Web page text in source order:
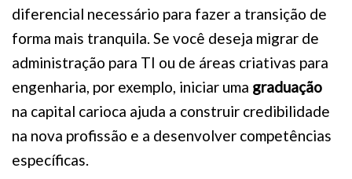
diferencial necessário para fazer a transição de
forma mais tranquila. Se você deseja migrar de
administração para TI ou de áreas criativas para
engenharia, por exemplo, iniciar uma graduação
na capital carioca ajuda a construir credibilidade
na nova profissão e a desenvolver competências
específicas.